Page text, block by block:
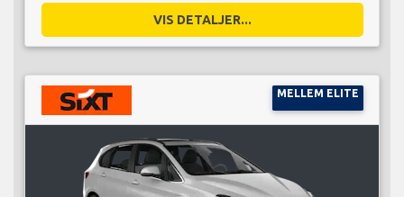
VIS DETALJER...
MELLEM ELITE